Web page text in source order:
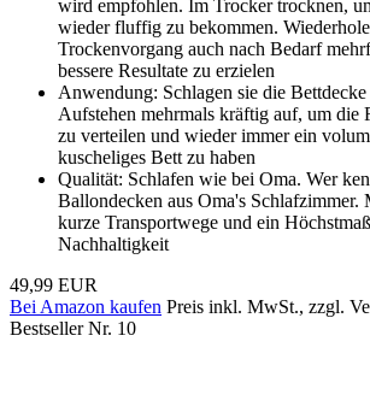
wird empfohlen. Im Trocker trocknen,
wieder fluffig zu bekommen.
Trockenvorgang auch nach Bedarf
bessere Resultate zu erzielen
Anwendung: Schlagen sie die
Aufstehen mehrmals kräftig auf, um die
zu verteilen und wieder immer ein
kuscheliges Bett zu haben
Qualität: Schlafen wie bei Oma. Wer
Ballondecken aus Oma's Schlafzimmer.
kurze Transportwege und ein
Nachhaltigkeit
49,99 EUR
Bei Amazon kaufen Preis inkl. MwSt., zzgl.
Bestseller Nr. 10